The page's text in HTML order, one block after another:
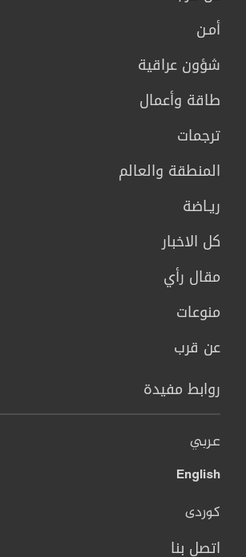
أمـن
شؤون عراقية
طاقة وأعمال
ترجمات
المنطقة والعالم
ريـاضة
كل الاخبار
مقال رأي
منوعات
عن قرب
روابط مفيدة
عربي
English
کوردی
اتصل بنا